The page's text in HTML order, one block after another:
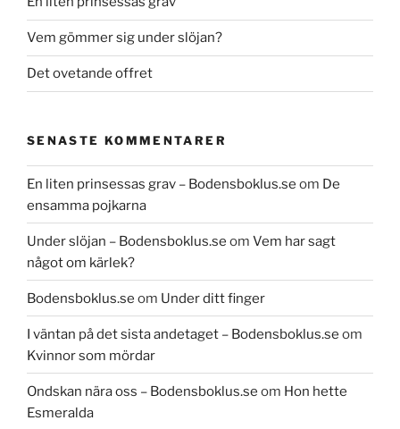
Vem gömmer sig under slöjan?
Det ovetande offret
SENASTE KOMMENTARER
En liten prinsessas grav – Bodensboklus.se om De
ensamma pojkarna
Under slöjan – Bodensboklus.se om Vem har sagt
något om kärlek?
Bodensboklus.se om Under ditt finger
I väntan på det sista andetaget – Bodensboklus.se om
Kvinnor som mördar
Ondskan nära oss – Bodensboklus.se om Hon hette
Esmeralda